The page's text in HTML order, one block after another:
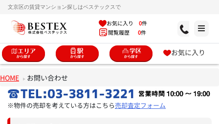
文京区の賃貸マンション探しはベステックスで
お気に入り 0件
閲覧履歴 0件
お気に入り
HOME お問い合わせ
※物件の売却を考えている方はこちら売却査定フォーム